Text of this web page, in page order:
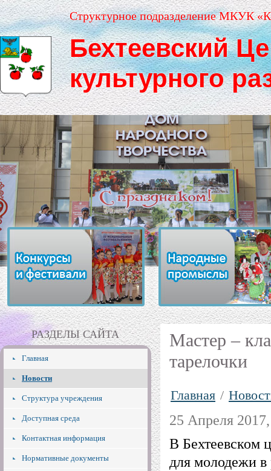
Структурное подразделение МКУК
Бехтеевский
культурного
РАЗДЕЛЫ САЙТА
Главная
Новости
Структура учреждения
Доступная среда
Контактная информация
Нормативные документы
Мастер –
тарелочки
Главная /
25 Апреля
В Бехтеевском
для молодежи в